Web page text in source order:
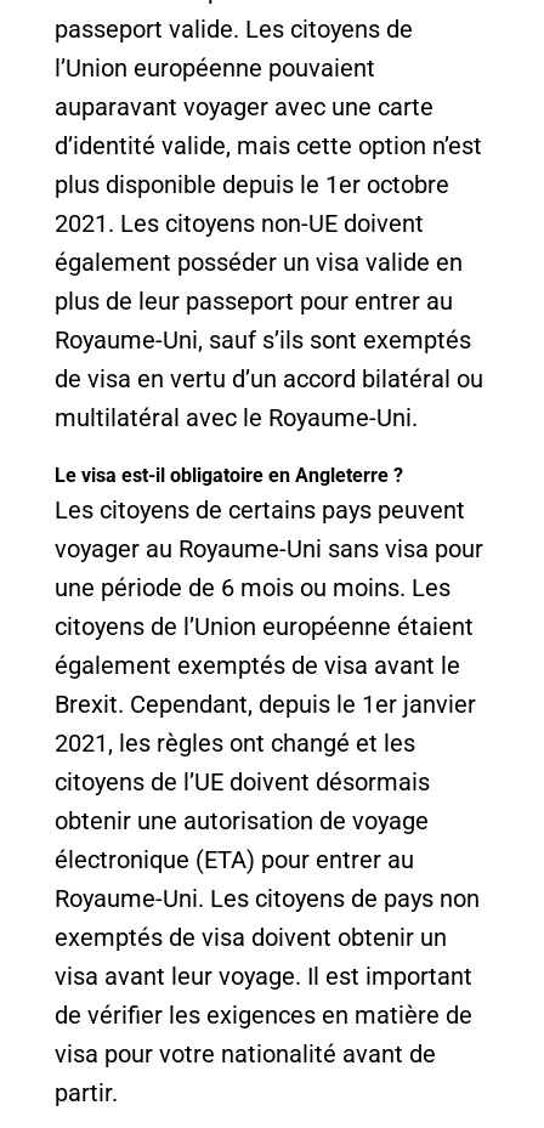
passeport valide. Les citoyens de
l’Union européenne pouvaient
auparavant voyager avec une carte
d’identité valide, mais cette option n’est
plus disponible depuis le 1er octobre
2021. Les citoyens non-UE doivent
également posséder un visa valide en
plus de leur passeport pour entrer au
Royaume-Uni, sauf s’ils sont exemptés
de visa en vertu d’un accord bilatéral ou
multilatéral avec le Royaume-Uni.
Le visa est-il obligatoire en Angleterre ?
Les citoyens de certains pays peuvent
voyager au Royaume-Uni sans visa pour
une période de 6 mois ou moins. Les
citoyens de l’Union européenne étaient
également exemptés de visa avant le
Brexit. Cependant, depuis le 1er janvier
2021, les règles ont changé et les
citoyens de l’UE doivent désormais
obtenir une autorisation de voyage
électronique (ETA) pour entrer au
Royaume-Uni. Les citoyens de pays non
exemptés de visa doivent obtenir un
visa avant leur voyage. Il est important
de vérifier les exigences en matière de
visa pour votre nationalité avant de
partir.